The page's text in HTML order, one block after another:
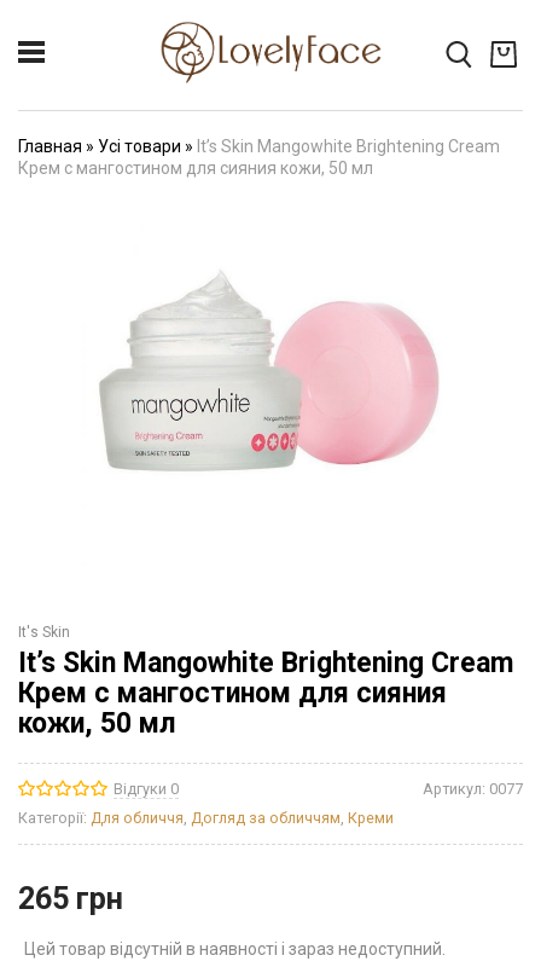
Главная » Усі товари » It’s Skin Mangowhite Brightening Cream
Крем с мангостином для сияния кожи, 50 мл
It's Skin
It’s Skin Mangowhite Brightening Cream
Крем с мангостином для сияния
кожи, 50 мл
Відгуки 0 Артикул: 0077
Категорії: Для обличчя, Догляд за обличчям, Креми
265 грн
Цей товар відсутній в наявності і зараз недоступний.